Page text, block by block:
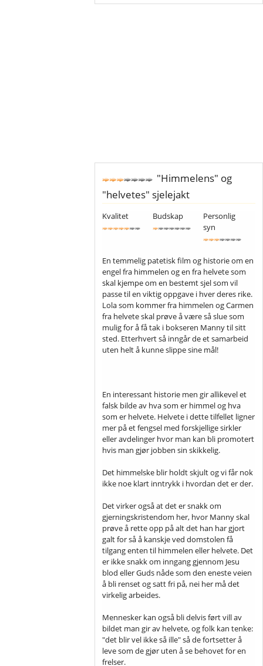
"Himmelens" og
"helvetes" sjelejakt
Kvalitet Budskap
Personlig
syn
En temmelig patetisk film og historie om en
engel fra himmelen og en fra helvete som
skal kjempe om en bestemt sjel som vil
passe til en viktig oppgave i hver deres rike.
Lola som kommer fra himmelen og Carmen
fra helvete skal prøve å være så slue som
mulig for å få tak i bokseren Manny til sitt
sted. Etterhvert så inngår de et samarbeid
uten helt å kunne slippe sine mål!
En interessant historie men gir allikevel et
falsk bilde av hva som er himmel og hva
som er helvete. Helvete i dette tilfellet ligner
mer på et fengsel med forskjellige sirkler
eller avdelinger hvor man kan bli promotert
hvis man gjør jobben sin skikkelig.
Det himmelske blir holdt skjult og vi får nok
ikke noe klart inntrykk i hvordan det er der.
Det virker også at det er snakk om
gjerningskristendom her, hvor Manny skal
prøve å rette opp på alt det han har gjort
galt for så å kanskje ved domstolen få
tilgang enten til himmelen eller helvete. Det
er ikke snakk om inngang gjennom Jesu
blod eller Guds nåde som den eneste veien
å bli renset og satt fri på, nei her må det
virkelig arbeides.
Mennesker kan også bli delvis ført vill av
bildet man gir av helvete, og folk kan tenke:
"det blir vel ikke så ille" så de fortsetter å
leve som de gjør uten å se behovet for en
frelser.